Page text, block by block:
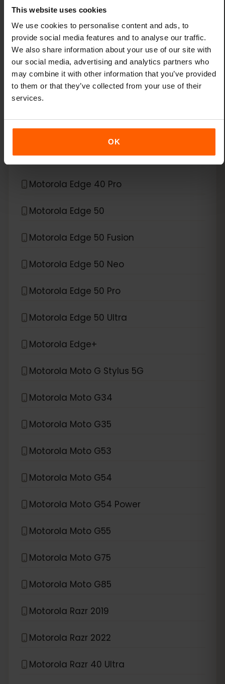
This website uses cookies
We use cookies to personalise content and ads, to
provide social media features and to analyse our traffic.
We also share information about your use of our site with
our social media, advertising and analytics partners who
may combine it with other information that you’ve provided
to them or that they’ve collected from your use of their
services.
OK
Xiaomi Redmi Note 11 Pro 5G
Xiaomi Redmi Note 13 Pro
Xiaomi Redmi Note 13 Pro Plus
eSIM互換デバイスMotorola*
Motorola Edge 40 Neo
Motorola Edge 40 Pro
Motorola Edge 50
Motorola Edge 50 Fusion
Motorola Edge 50 Neo
Motorola Edge 50 Pro
Motorola Edge 50 Ultra
Motorola Edge+
Motorola Moto G Stylus 5G
Motorola Moto G34
Motorola Moto G35
Motorola Moto G53
Motorola Moto G54
Motorola Moto G54 Power
Motorola Moto G55
Motorola Moto G75
Motorola Moto G85
Motorola Razr 2019
Motorola Razr 2022
Motorola Razr 40 Ultra